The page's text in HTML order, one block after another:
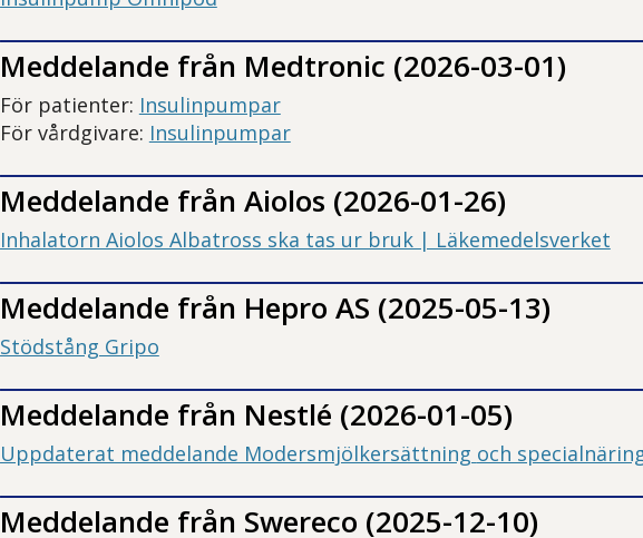
Meddelande från Medtronic (2026-03-01)
För patienter: Insulinpumpar
För vårdgivare: Insulinpumpar
Meddelande från Aiolos (2026-01-26)
Inhalatorn Aiolos Albatross ska tas ur bruk | Läkemedelsverket
Meddelande från Hepro AS (2025-05-13)
Stödstång Gripo
Meddelande från Nestlé (2026-01-05)
Uppdaterat meddelande Modersmjölkersättning och
Meddelande från Swereco (2025-12-10)